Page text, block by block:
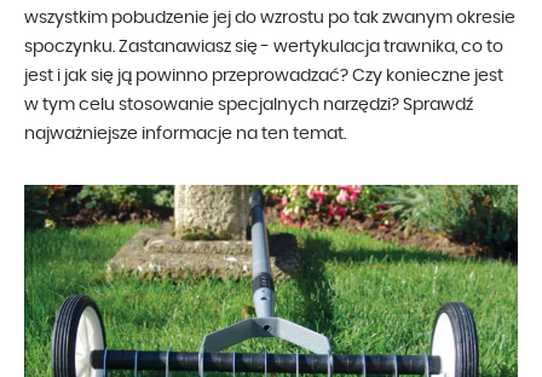
wszystkim pobudzenie jej do wzrostu po tak zwanym okresie
spoczynku. Zastanawiasz się - wertykulacja trawnika, co to
jest i jak się ją powinno przeprowadzać? Czy konieczne jest
w tym celu stosowanie specjalnych narzędzi? Sprawdź
najważniejsze informacje na ten temat.